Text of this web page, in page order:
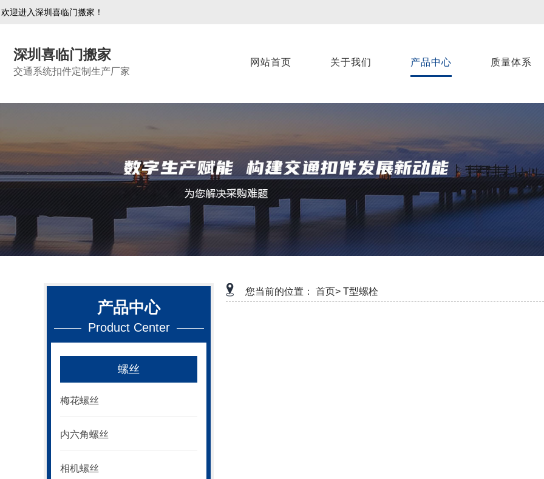
欢迎进入深圳喜临门搬家！
深圳喜临门搬家
交通系统扣件定制生产厂家
网站首页 关于我们 产品中心 质量体系
产品中心
Product Center
螺丝
梅花螺丝
内六角螺丝
相机螺丝
您当前的位置： 首页> T型螺栓